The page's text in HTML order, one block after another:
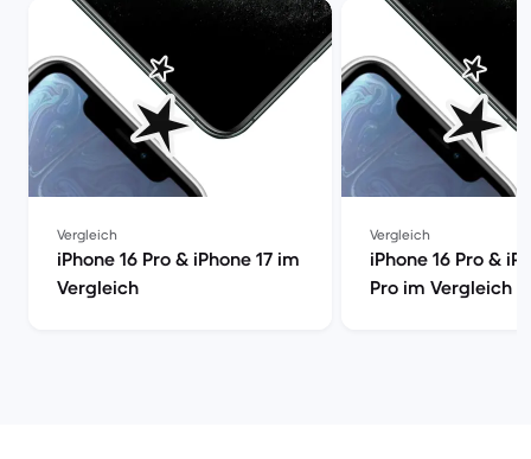
Vergleich
iPhone 16 Pro & iPhone 17 im
Vergleich
Vergleich
iPhone 16 Pro &
Pro im Vergleich